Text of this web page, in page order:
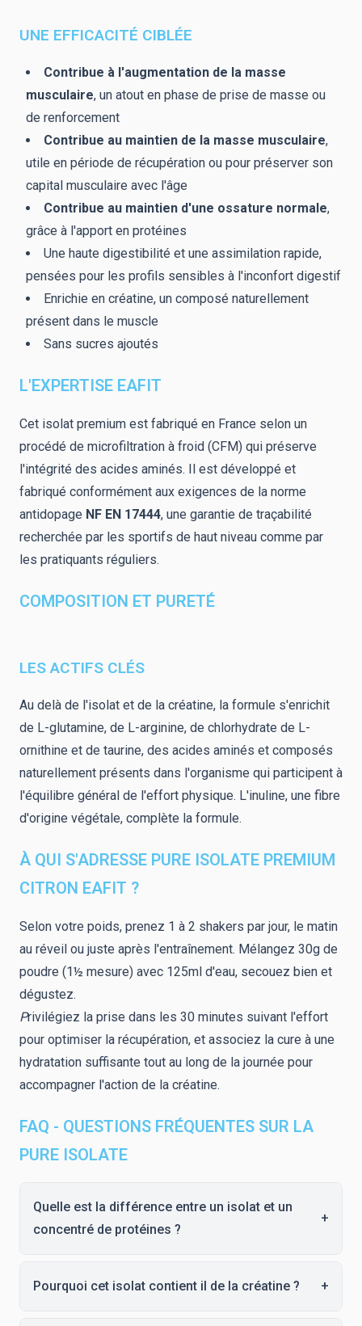
UNE EFFICACITÉ CIBLÉE
Contribue à l'augmentation de la masse
musculaire, un atout en phase de prise de masse ou
de renforcement
Contribue au maintien de la masse musculaire,
utile en période de récupération ou pour préserver son
capital musculaire avec l'âge
Contribue au maintien d'une ossature normale,
grâce à l'apport en protéines
Une haute digestibilité et une assimilation rapide,
pensées pour les profils sensibles à l'inconfort digestif
Enrichie en créatine, un composé naturellement
présent dans le muscle
Sans sucres ajoutés
L'EXPERTISE EAFIT
Cet isolat premium est fabriqué en France selon un
procédé de microfiltration à froid (CFM) qui préserve
l'intégrité des acides aminés. Il est développé et
fabriqué conformément aux exigences de la norme
antidopage NF EN 17444, une garantie de traçabilité
recherchée par les sportifs de haut niveau comme par
les pratiquants réguliers.
COMPOSITION ET PURETÉ
LES ACTIFS CLÉS
Au delà de l'isolat et de la créatine, la formule s'enrichit
de L-glutamine, de L-arginine, de chlorhydrate de L-
ornithine et de taurine, des acides aminés et composés
naturellement présents dans l'organisme qui participent à
l'équilibre général de l'effort physique. L'inuline, une fibre
d'origine végétale, complète la formule.
À QUI S'ADRESSE PURE ISOLATE PREMIUM
CITRON EAFIT ?
Selon votre poids, prenez 1 à 2 shakers par jour, le matin
au réveil ou juste après l'entraînement. Mélangez 30g de
poudre (1½ mesure) avec 125ml d'eau, secouez bien et
dégustez.
Privilégiez la prise dans les 30 minutes suivant l'effort
pour optimiser la récupération, et associez la cure à une
hydratation suffisante tout au long de la journée pour
accompagner l'action de la créatine.
FAQ - QUESTIONS FRÉQUENTES SUR LA
PURE ISOLATE
Quelle est la différence entre un isolat et un
concentré de protéines ?
+
Pourquoi cet isolat contient il de la créatine ? +